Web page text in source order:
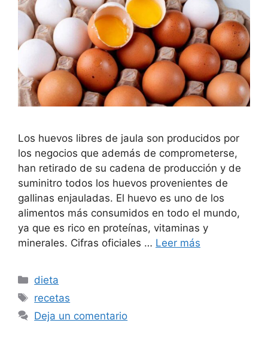
Los huevos libres de jaula son producidos por
los negocios que además de comprometerse,
han retirado de su cadena de producción y de
suminitro todos los huevos provenientes de
gallinas enjauladas. El huevo es uno de los
alimentos más consumidos en todo el mundo,
ya que es rico en proteínas, vitaminas y
minerales. Cifras oficiales … Leer más
Categorías
dieta
Etiquetas
recetas
Deja un comentario